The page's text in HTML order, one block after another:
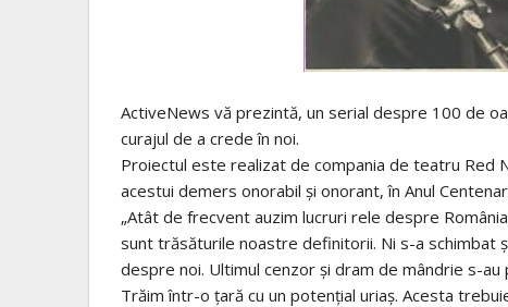
ActiveNews vă prezintă, un serial despre 100 de
curajul de a crede în noi.
Proiectul este realizat de compania de teatru Red
acestui demers onorabil și onorant, în Anul
„Atât de frecvent auzim lucruri rele despre
sunt trăsăturile noastre definitorii. Ni s-a schimbat
despre noi. Ultimul cenzor și dram de mândrie s-au
Trăim într-o țară cu un potențial uriaș. Acesta